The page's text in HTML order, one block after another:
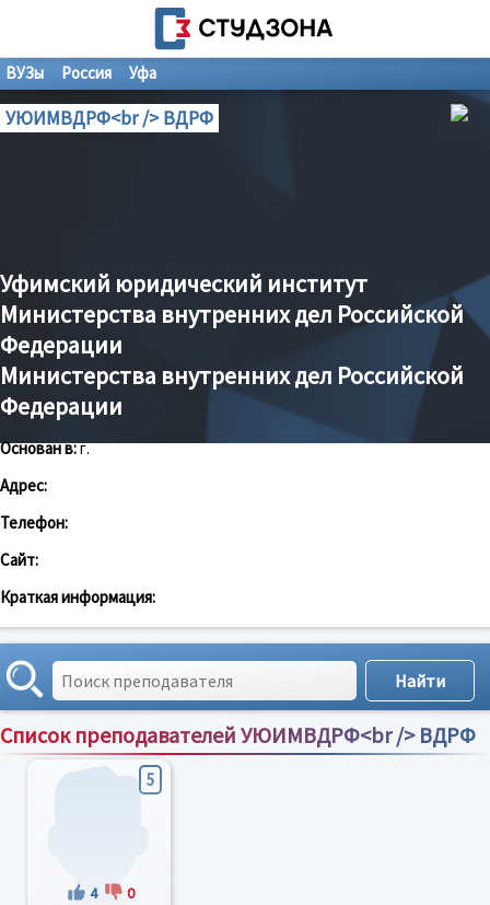
ВУЗы Россия Уфа
УЮИМВДРФ<br /> ВДРФ
Уфимский юридический институт
Министерства внутренних дел Российской
Федерации
Министерства внутренних дел Российской
Федерации
Основан в:г.
Адрес:
Телефон:
Сайт:
Краткая информация:
Список преподавателей УЮИМВДРФ<br /> ВДРФ
Сортировка по:имени;рейтингу;отзывам
5
4 0